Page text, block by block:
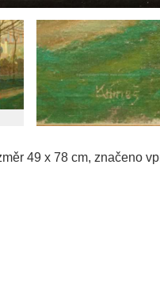
49 x 78 cm, značeno